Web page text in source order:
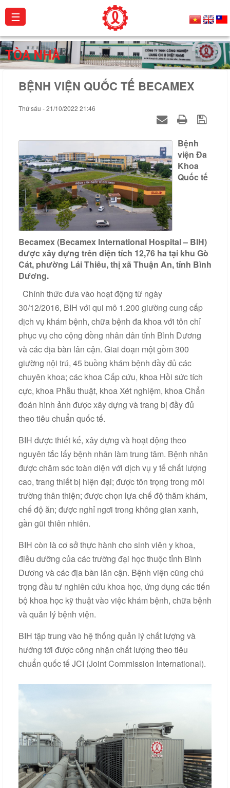
Giới
thiệu
Sản
Hoạt
động
Catalogue
Chứng
chỉ
Liên
hệ
☰
TÒA NHÀ
BỆNH VIỆN QUỐC TẾ BECAMEX
Thứ sáu - 21/10/2022 21:46
Bệnh
viện Đa
Khoa
Quốc tế
Becamex (Becamex International Hospital – BIH)
được xây dựng trên diện tích 12,76 ha tại khu Gò
Cát, phường Lái Thiêu, thị xã Thuận An, tỉnh Bình
Dương.
Chính thức đưa vào hoạt động từ ngày
30/12/2016, BIH với qui mô 1.200 giường cung cấp
dịch vụ khám bệnh, chữa bệnh đa khoa với tôn chỉ
phục vụ cho cộng đồng nhân dân tỉnh Bình Dương
và các địa bàn lân cận. Giai đoạn một gồm 300
giường nội trú, 45 buồng khám bệnh đầy đủ các
chuyên khoa; các khoa Cấp cứu, khoa Hồi sức tích
cực, khoa Phẫu thuật, khoa Xét nghiệm, khoa Chẩn
đoán hình ảnh được xây dựng và trang bị đầy đủ
theo tiêu chuẩn quốc tế.
BIH được thiết kế, xây dựng và hoạt động theo
nguyên tắc lấy bệnh nhân làm trung tâm. Bệnh nhân
được chăm sóc toàn diện với dịch vụ y tế chất lượng
cao, trang thiết bị hiện đại; được tôn trọng trong môi
trường thân thiện; được chọn lựa chế độ thăm khám,
chế độ ăn; được nghỉ ngơi trong không gian xanh,
gần gũi thiên nhiên.
BIH còn là cơ sở thực hành cho sinh viên y khoa,
điều dưỡng của các trường đại học thuộc tỉnh Bình
Dương và các địa bàn lân cận. Bệnh viện cũng chú
trọng đầu tư nghiên cứu khoa học, ứng dụng các tiến
bộ khoa học kỹ thuật vào việc khám bệnh, chữa bệnh
và quản lý bệnh viện.
BIH tập trung vào hệ thống quản lý chất lượng và
hướng tới được công nhận chất lượng theo tiêu
chuẩn quốc tế JCI (Joint Commission International).